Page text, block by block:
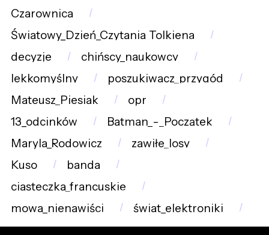
Czarownica
Światowy_Dzień_Czytania_Tolkiena
decyzje
chińscy_naukowcy
lekkomyślny
poszukiwacz_przygód
Mateusz_Piesiak
opr
13_odcinków
Batman_-_Początek
Maryla_Rodowicz
zawiłe_losy
Kuso
banda
ciasteczka_francuskie
mowa_nienawiści
świat_elektroniki